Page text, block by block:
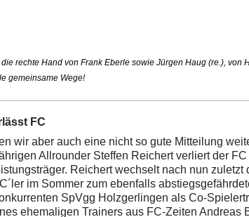
rechte Hand von Frank Eberle sowie Jürgen Haug (re.), von
gemeinsame Wege!
FC
wir aber auch eine nicht so gute Mitteilung
Allrounder Steffen Reichert verliert der
Reichert wechselt nach nun zuletzt
im Sommer zum ebenfalls
SpVgg Holzgerlingen als Co-
ehemaligen Trainers aus FC-Zeiten